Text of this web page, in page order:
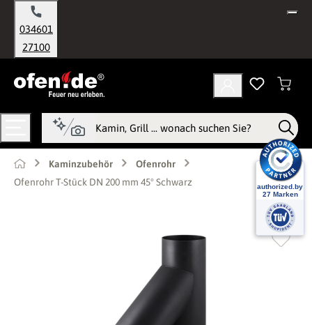
springen
034601
27100
Kaminzubehör
Ofenrohr
Ofenrohr T-Stück DN 200 mm 45° Schwarz